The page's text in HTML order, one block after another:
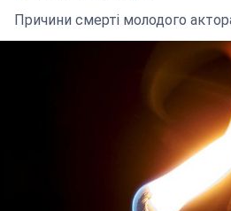
Причини смерті молодого